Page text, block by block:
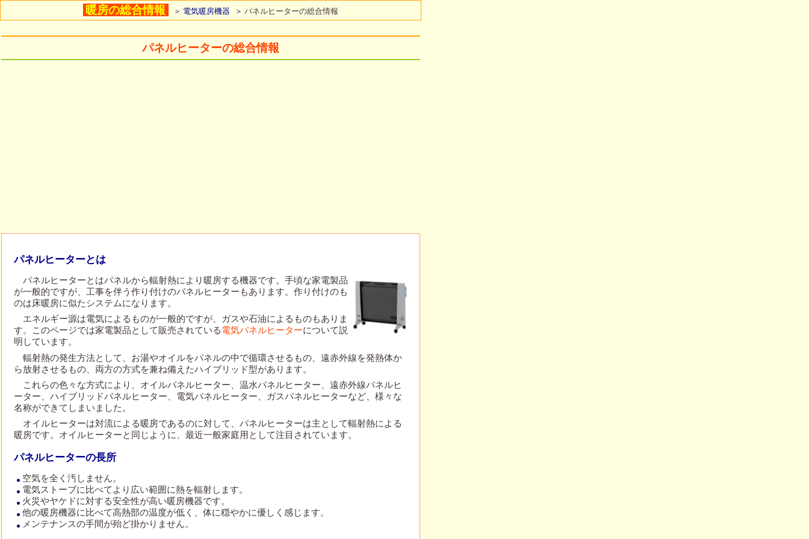
暖房の総合情報 電気暖房機器 パネルヒーターの総合情報
パネルヒーターの総合情報
パネルヒーターとは
パネルヒーターとはパネルから輻射熱により暖房する機器です。手頃な家電製品
が一般的ですが、工事を伴う作り付けのパネルヒーターもあります。作り付けのも
のは床暖房に似たシステムになります。
エネルギー源は電気によるものが一般的ですが、ガスや石油によるものもありま
す。このページでは家電製品として販売されている電気パネルヒーターについて説
明しています。
輻射熱の発生方法として、お湯やオイルをパネルの中で循環させるもの、遠赤外線を発熱体か
ら放射させるもの、両方の方式を兼ね備えたハイブリッド型があります。
これらの色々な方式により、オイルパネルヒーター、温水パネルヒーター、遠赤外線パネルヒ
ーター、ハイブリッドパネルヒーター、電気パネルヒーター、ガスパネルヒーターなど、様々な
名称ができてしまいました。
オイルヒーターは対流による暖房であるのに対して、パネルヒーターは主として輻射熱による
暖房です。オイルヒーターと同じように、最近一般家庭用として注目されています。
パネルヒーターの長所
空気を全く汚しません。
電気ストーブに比べてより広い範囲に熱を輻射します。
火災やヤケドに対する安全性が高い暖房機器です。
他の暖房機器に比べて高熱部の温度が低く、体に穏やかに優しく感じます。
メンテナンスの手間が殆ど掛かりません。